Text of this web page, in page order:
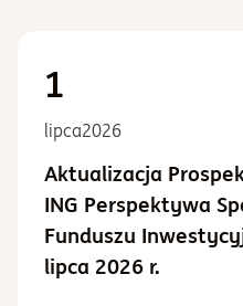
1
lipca2026
Aktualizacja
ING Perspektywa
Funduszu
lipca 2026 r.